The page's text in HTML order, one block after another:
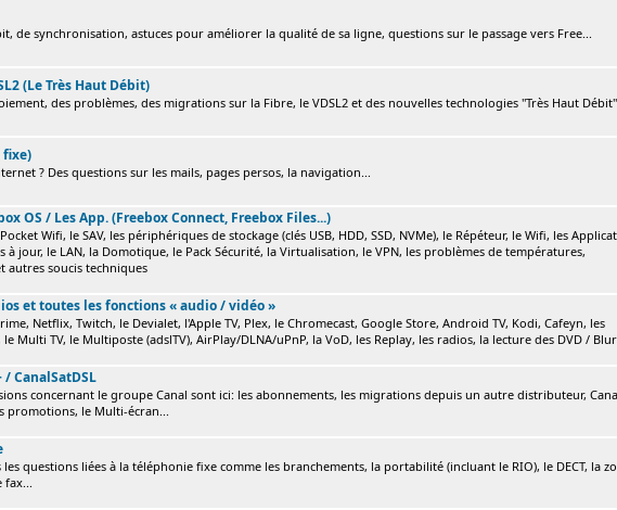
de synchronisation, astuces pour améliorer la qualité de sa ligne, questions sur le passage vers Free...
(Le Très Haut Débit)
des problèmes, des migrations sur la Fibre, le VDSL2 et des nouvelles technologies "Très Haut Débit"
? Des questions sur les mails, pages persos, la navigation...
OS / Les App. (Freebox Connect, Freebox Files...)
Wifi, le SAV, les périphériques de stockage (clés USB, HDD, SSD, NVMe), le Répéteur, le Wifi, les
à jour, le LAN, la Domotique, le Pack Sécurité, la Virtualisation, le VPN, les problèmes de températures,
autres soucis techniques
et toutes les fonctions « audio / vidéo »
Netflix, Twitch, le Devialet, l'Apple TV, Plex, le Chromecast, Google Store, Android TV, Kodi, Cafeyn, les
Multi TV, le Multiposte (adslTV), AirPlay/DLNA/uPnP, la VoD, les Replay, les radios, la lecture des DVD /
CanalSatDSL
concernant le groupe Canal sont ici: les abonnements, les migrations depuis un autre distributeur,
promotions, le Multi-écran...
questions liées à la téléphonie fixe comme les branchements, la portabilité (incluant le RIO), le DECT, la
fax...